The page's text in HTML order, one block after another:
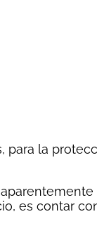
para la
es contar